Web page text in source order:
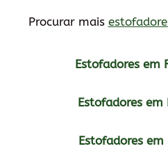
Procurar mais
Estofadores em
Estofadores
Estofadores